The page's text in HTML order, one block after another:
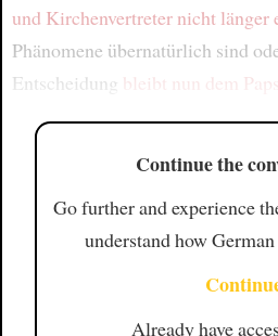
und Kirchenvertreter nicht länger
Phänomene übernatürlich sind
Entscheidung bleibt nun dem Papst
Continue the
Go further and experience
understand how
Already have